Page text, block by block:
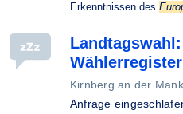
Erkenntnissen des
Wählerregister
Kirnberg an der
Anfrage